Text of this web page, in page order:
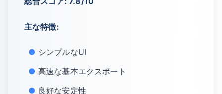
主な特徴:
シンプルなUI
高速な基本エクスポート
良好な安定性